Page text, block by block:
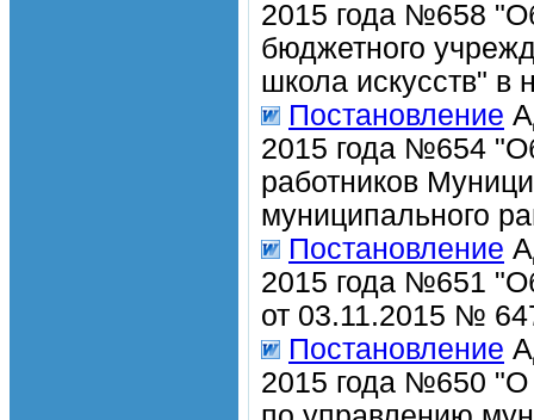
2015 года №658
бюджетного
школа искусств" в
Постановление
2015 года №654
работников
муниципального
Постановление
2015 года №651
от 03.11.2015 №
Постановление
2015 года №650 "О